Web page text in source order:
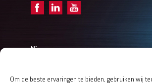
Om de beste ervaringen te bieden, gebruiken wij
Nieuws
Achter de schermen – Koen